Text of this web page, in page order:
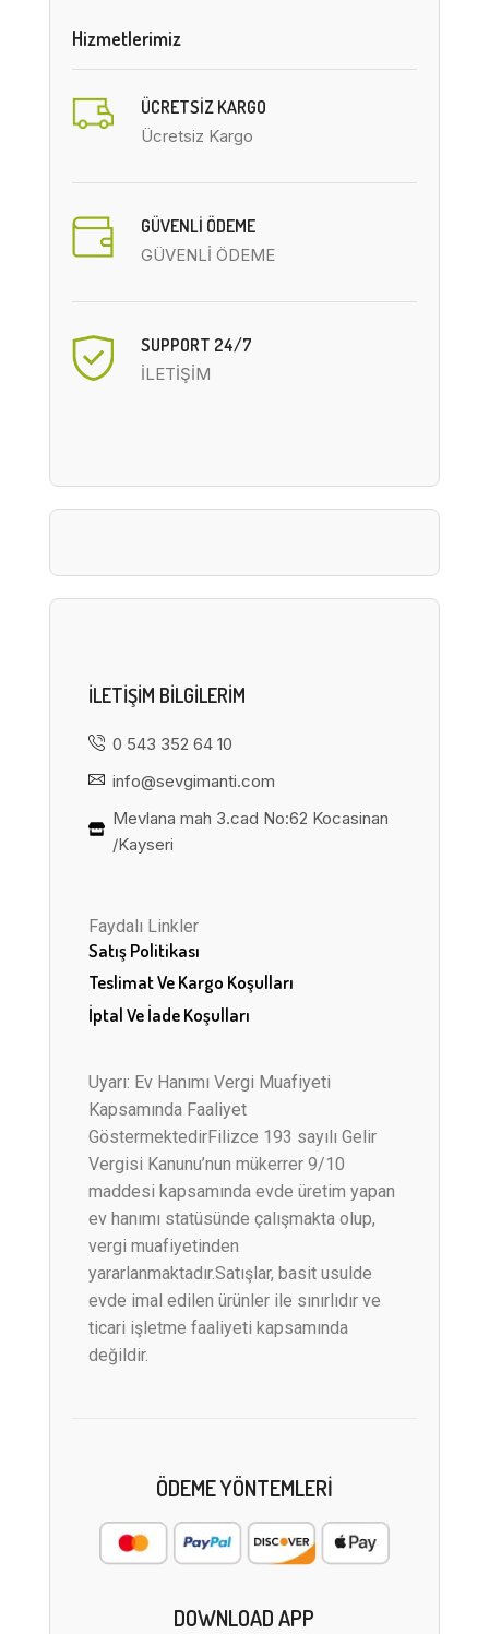
Hizmetlerimiz
ÜCRETSIZ KARGO
Ücretsiz Kargo
GÜVENLİ ÖDEME
GÜVENLİ ÖDEME
SUPPORT 24/7
İLETİŞİM
ILETIŞIM BILGILERIM
0 543 352 64 10
info@sevgimanti.com
Mevlana mah 3.cad No:62 Kocasinan
/Kayseri
Faydalı Linkler
Satış Politikası
Teslimat Ve Kargo Koşulları
İptal Ve İade Koşulları
Uyarı: Ev Hanımı Vergi Muafiyeti
Kapsamında Faaliyet
GöstermektedirFilizce 193 sayılı Gelir
Vergisi Kanunu’nun mükerrer 9/10
maddesi kapsamında evde üretim yapan
ev hanımı statüsünde çalışmakta olup,
vergi muafiyetinden
yararlanmaktadır.Satışlar, basit usulde
evde imal edilen ürünler ile sınırlıdır ve
ticari işletme faaliyeti kapsamında
değildir.
ÖDEME YÖNTEMLERI
DOWNLOAD APP